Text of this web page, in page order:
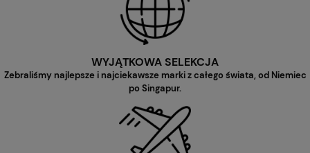
WYJĄTKOWA SELEKCJA
Zebraliśmy najlepsze i najciekawsze marki z całego świata, od Niemiec
po Singapur.